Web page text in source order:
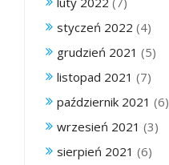
styczeń 2022 (4)
grudzień 2021 (5)
listopad 2021 (7)
październik 2021 (6)
wrzesień 2021 (3)
sierpień 2021 (6)